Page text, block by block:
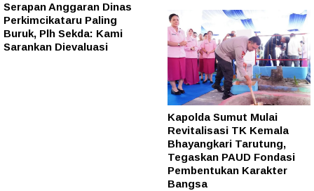
Serapan Anggaran Dinas
Perkimcikataru Paling
Buruk, Plh Sekda: Kami
Sarankan Dievaluasi
Kapolda Sumut Mulai
Revitalisasi TK Kemala
Bhayangkari Tarutung,
Tegaskan PAUD Fondasi
Pembentukan Karakter
Bangsa